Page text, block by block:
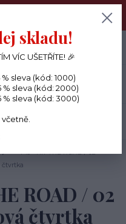
každý den, KREATIVNÍ
Menu
čtvrtka
ROAD / 02
čtvrtka
skladu!
VÍC UŠETŘÍTE! 🎉
sleva (kód: 1000)
sleva (kód: 2000)
sleva (kód: 3000)
včetně.